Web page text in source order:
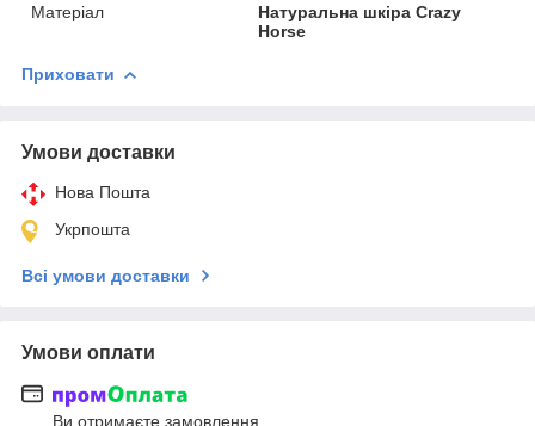
Матеріал
Натуральна шкіра Crazy
Horse
Приховати
Умови доставки
Нова Пошта
Укрпошта
Всі умови доставки
Умови оплати
Ви отримаєте замовлення